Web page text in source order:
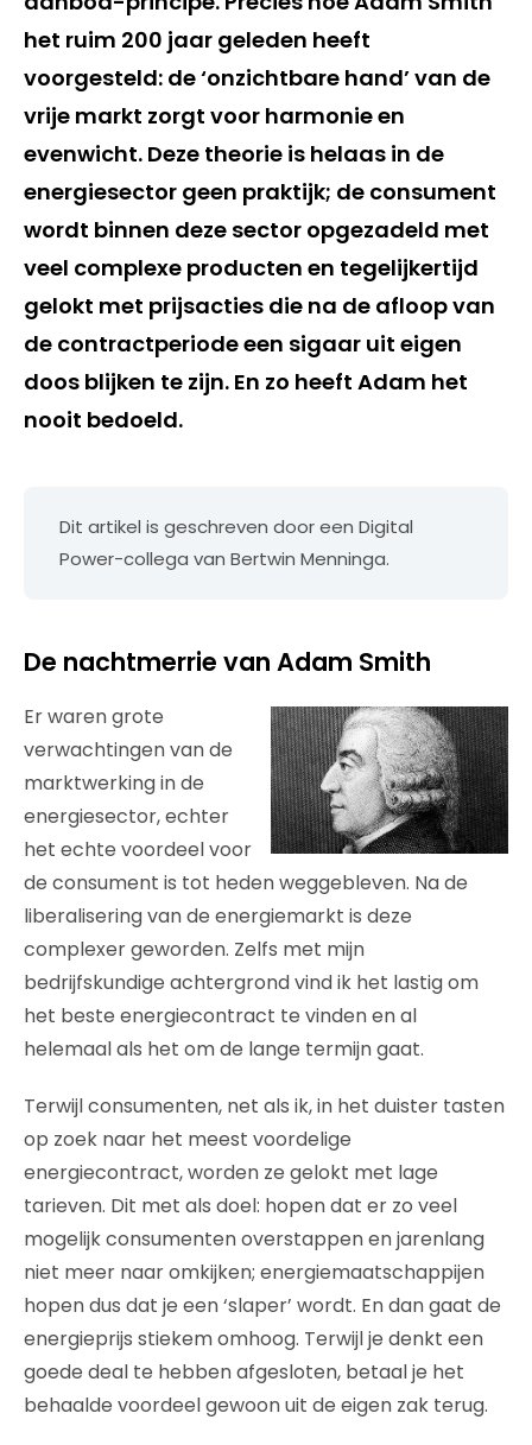
het ruim 200 jaar geleden heeft
voorgesteld: de ‘onzichtbare hand’ van de
vrije markt zorgt voor harmonie en
evenwicht. Deze theorie is helaas in de
energiesector geen praktijk; de consument
wordt binnen deze sector opgezadeld met
veel complexe producten en tegelijkertijd
gelokt met prijsacties die na de afloop van
de contractperiode een sigaar uit eigen
doos blijken te zijn. En zo heeft Adam het
nooit bedoeld.
Dit artikel is geschreven door een Digital
Power-collega van Bertwin Menninga.
De nachtmerrie van Adam Smith
Er waren grote
verwachtingen van de
marktwerking in de
energiesector, echter
het echte voordeel voor
de consument is tot heden weggebleven. Na de
liberalisering van de energiemarkt is deze
complexer geworden. Zelfs met mijn
bedrijfskundige achtergrond vind ik het lastig om
het beste energiecontract te vinden en al
helemaal als het om de lange termijn gaat.
Terwijl consumenten, net als ik, in het duister tasten
op zoek naar het meest voordelige
energiecontract, worden ze gelokt met lage
tarieven. Dit met als doel: hopen dat er zo veel
mogelijk consumenten overstappen en jarenlang
niet meer naar omkijken; energiemaatschappijen
hopen dus dat je een ‘slaper’ wordt. En dan gaat de
energieprijs stiekem omhoog. Terwijl je denkt een
goede deal te hebben afgesloten, betaal je het
behaalde voordeel gewoon uit de eigen zak terug.